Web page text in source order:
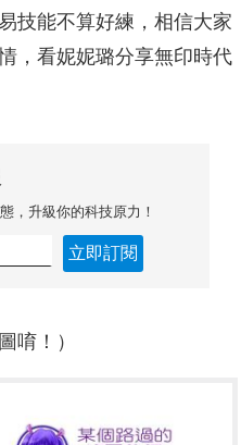
技能不算好練，相信大家
，看妮妮璐分享無印時代
，升級你的科技原力！
立即訂閱
唷！）